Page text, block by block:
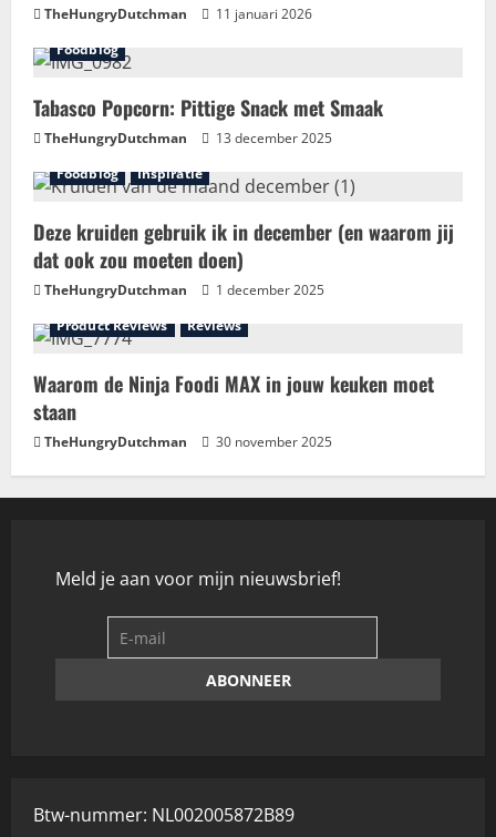
TheHungryDutchman
11 januari 2026
Foodblog
Tabasco Popcorn: Pittige Snack met Smaak
TheHungryDutchman
13 december 2025
Foodblog
Inspiratie
Deze kruiden gebruik ik in december (en waarom jij
dat ook zou moeten doen)
TheHungryDutchman
1 december 2025
Product Reviews
Reviews
Waarom de Ninja Foodi MAX in jouw keuken moet
staan
TheHungryDutchman 30 november 2025
Meld je aan voor mijn nieuwsbrief!
Btw-nummer: NL002005872B89